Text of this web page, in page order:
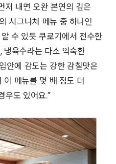
저 내면 오완 본연의 깊은
시그니처 메뉴 중 하나인
수 있듯 쿠로기에서 전수한
냉육수라는 다소 익숙한
안에 감도는 강한 감칠맛은
이 메뉴를 몇 배 정도 더
우도 있어요.”